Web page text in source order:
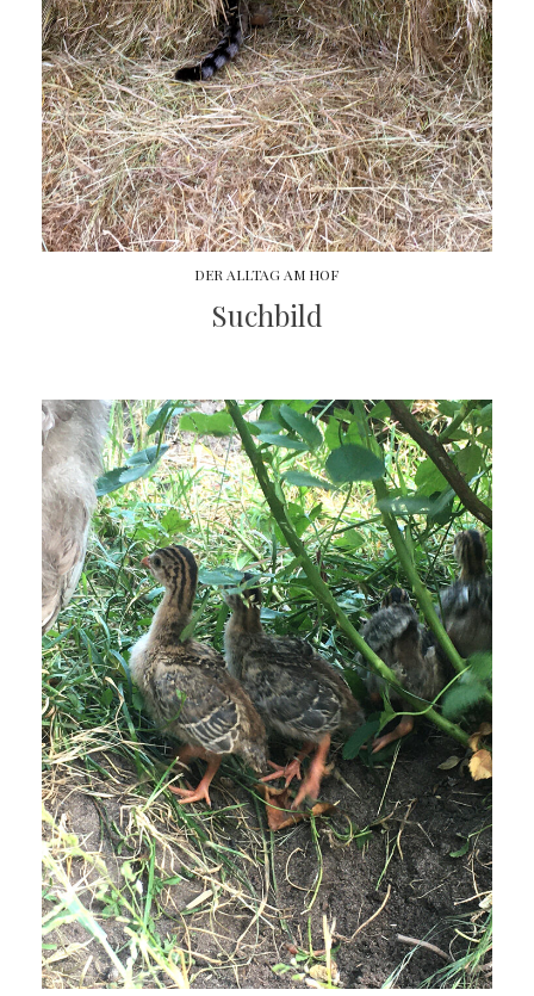
DER ALLTAG AM HOF
Suchbild